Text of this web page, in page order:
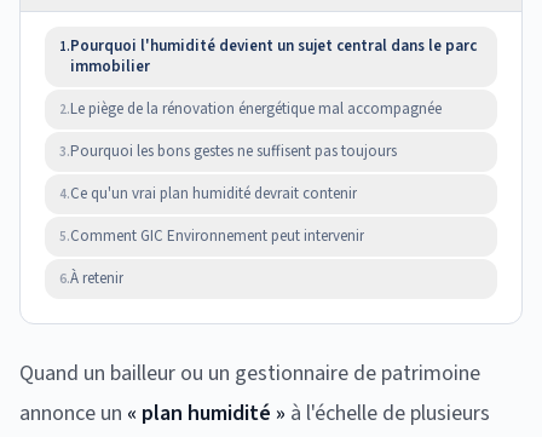
1.Pourquoi l'humidité devient un sujet central dans le parc
immobilier
2.Le piège de la rénovation énergétique mal accompagnée
3.Pourquoi les bons gestes ne suffisent pas toujours
4.Ce qu'un vrai plan humidité devrait contenir
5.Comment GIC Environnement peut intervenir
6.À retenir
Quand un bailleur ou un gestionnaire de patrimoine
annonce un « plan humidité » à l'échelle de plusieurs